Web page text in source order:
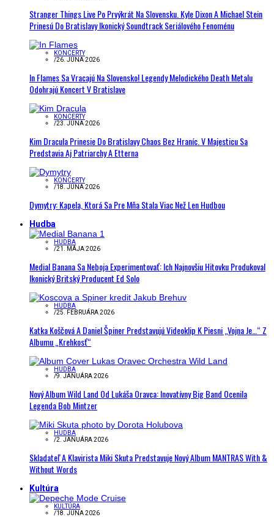
Stranger Things Live Po Prvýkrát Na Slovensku. Kyle Dixon A Michael Stein
Prinesú Do Bratislavy Ikonický Soundtrack Seriálového Fenoménu
KONCERTY
/26. JÚNA 2026
In Flames Sa Vracajú Na Slovensko! Legendy Melodického Death Metalu
Odohrajú Koncert V Bratislave
KONCERTY
/23. JÚNA 2026
Kim Dracula Prinesie Do Bratislavy Chaos Bez Hraníc. V Majesticu Sa
Predstavia Aj Patriarchy A Etterna
KONCERTY
/18. JÚNA 2026
Dymytry: Kapela, Ktorá Sa Pre Mňa Stala Viac Než Len Hudbou
Hudba
HUDBA
/21. MÁJA 2026
Medial Banana Sa Neboja Experimentovať: Ich Najnovšiu Hitovku Produkoval
Ikonický Britský Producent Ed Solo
HUDBA
/25. FEBRUÁRA 2026
Katka Koščová A Daniel Špiner Predstavujú Videoklip K Piesni „Vojna Je…“ Z
Albumu „Krehkosť“
HUDBA
/9. JANUÁRA 2026
Nový Album Wild Land Od Lukáša Oravca: Inovatívny Big Band Ocenila
Legenda Bob Mintzer
HUDBA
/2. JANUÁRA 2026
Skladateľ A Klavirista Miki Skuta Predstavuje Nový Album MANTRAS With &
Without Words
Kultúra
KULTÚRA
/18. JÚNA 2026